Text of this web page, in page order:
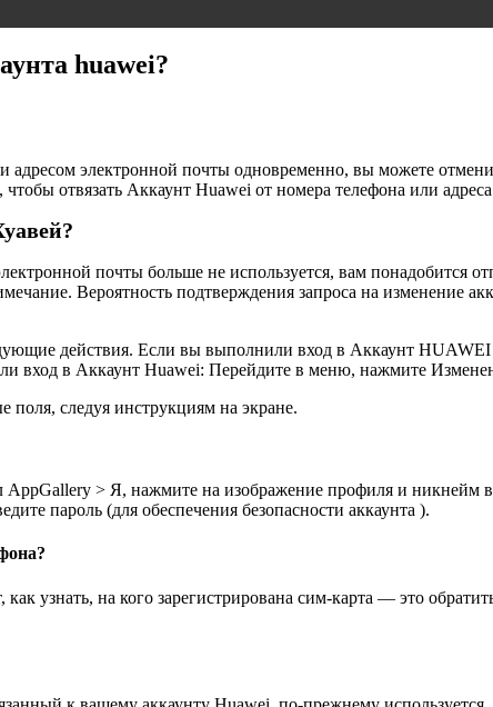
huawei?
электронной почты одновременно, вы можете
отвязать Аккаунт Huawei от номера телефона или
почты больше не используется, вам понадобится
Вероятность подтверждения запроса на изменение
действия. Если вы выполнили вход в Аккаунт
вход в Аккаунт Huawei: Перейдите в меню, нажмите
поля, следуя инструкциям на экране.
> Я, нажмите на изображение профиля и никнейм
пароль (для обеспечения безопасности аккаунта ).
узнать, на кого зарегистрирована сим-карта — это